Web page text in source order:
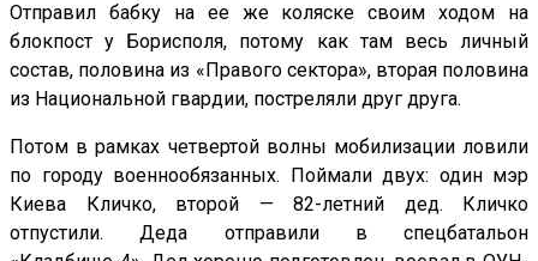
Отправил бабку на ее же коляске своим ходом на
блокпост у Борисполя, потому как там весь личный
состав, половина из «Правого сектора», вторая половина
из Национальной гвардии, постреляли друг друга.
Потом в рамках четвертой волны мобилизации ловили
по городу военнообязанных. Поймали двух: один мэр
Киева Кличко, второй — 82-летний дед. Кличко
отпустили. Деда отправили в спецбатальон